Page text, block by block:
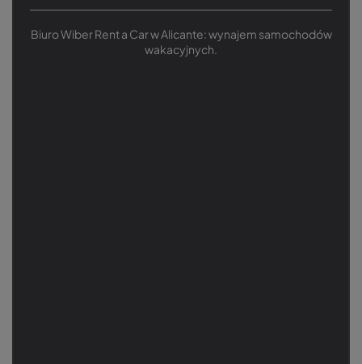
Biuro Wiber Rent a Car w Alicante: wynajem samochodów
wakacyjnych.